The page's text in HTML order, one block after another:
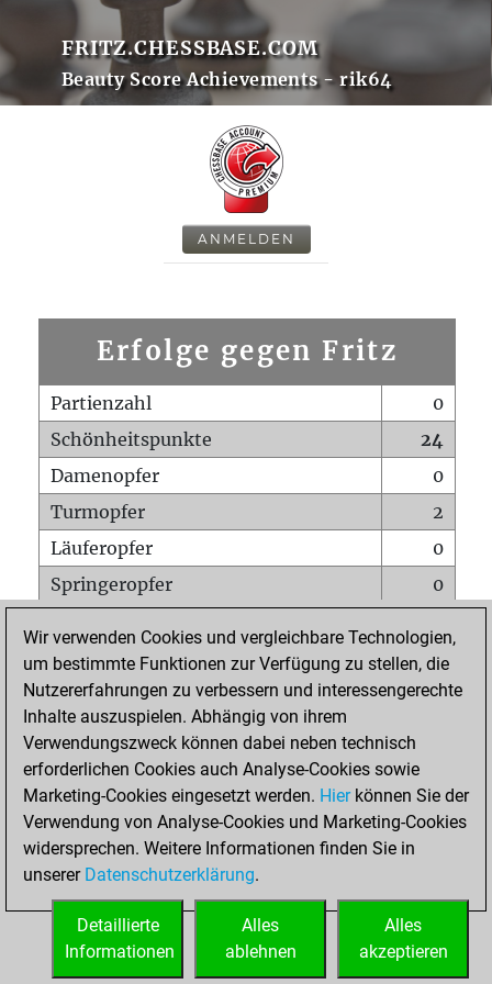
FRITZ.CHESSBASE.COM
Beauty Score Achievements - rik64
ANMELDEN
Erfolge gegen Fritz
Partienzahl
0
Schönheitspunkte
24
Damenopfer
0
Turmopfer
2
Läuferopfer
0
Springeropfer
0
Matt auf vollem Brett
0
Bauer setzt Matt
0
Erstickte Matts
Unterverwandlungen
Türme auf der siebten
0
STARTSEITE
Wir verwenden Cookies und vergleichbare Technologien,
um bestimmte Funktionen zur Verfügung zu stellen, die
Nutzererfahrungen zu verbessern und interessengerechte
Inhalte auszuspielen. Abhängig von ihrem
Verwendungszweck können dabei neben technisch
erforderlichen Cookies auch Analyse-Cookies sowie
Marketing-Cookies eingesetzt werden. Hierkönnen Sie der
Verwendung von Analyse-Cookies und Marketing-Cookies
widersprechen. Weitere Informationen finden Sie in
unserer Datenschutzerklärung.
Alles
akzeptieren
Alles
ablehnen
Detaillierte
Informationen